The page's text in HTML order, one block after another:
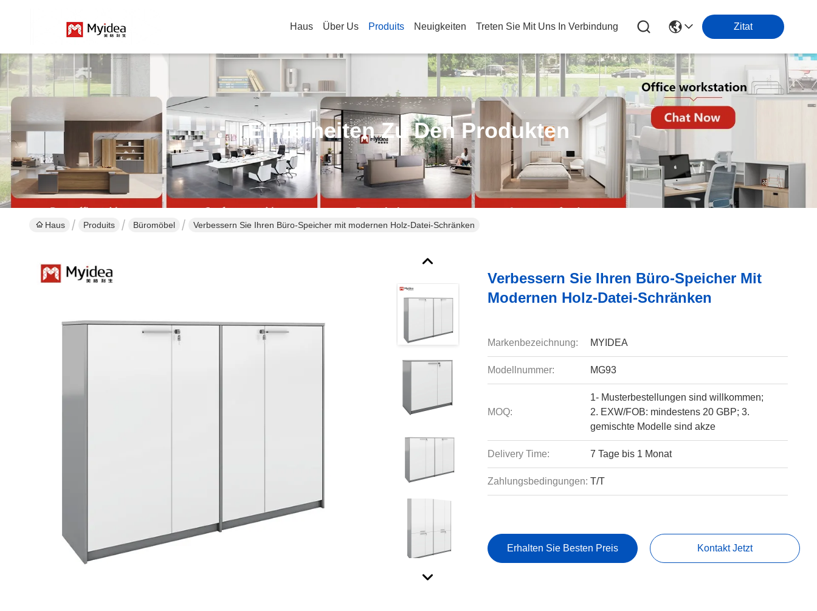
Haus Über Us Produits Neuigkeiten Treten Sie Mit Uns In Verbindung Zitat
Einzelheiten Zu Den Produkten
Haus Produits Büromöbel Verbessern Sie Ihren Büro-Speicher mit modernen Holz-Datei-Schränken
Verbessern Sie Ihren Büro-Speicher Mit
Modernen Holz-Datei-Schränken
Markenbezeichnung: MYIDEA
Modellnummer: MG93
MOQ:
1- Musterbestellungen sind willkommen;
2. EXW/FOB: mindestens 20 GBP; 3.
gemischte Modelle sind akze
Delivery Time: 7 Tage bis 1 Monat
Zahlungsbedingungen: T/T
Erhalten Sie Besten Preis Kontakt Jetzt